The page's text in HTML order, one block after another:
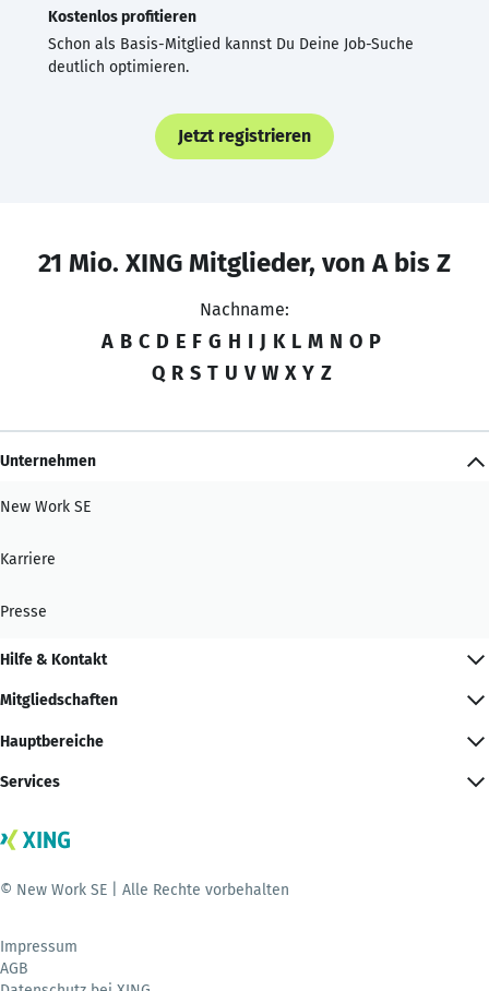
Kostenlos profitieren
Schon als Basis-Mitglied kannst Du Deine Job-Suche
deutlich optimieren.
Jetzt registrieren
21 Mio. XING Mitglieder, von A bis Z
Nachname:
A B C D E F G H I J K L M N O P
Q R S T U V W X Y Z
Unternehmen
New Work SE
Karriere
Presse
Hilfe & Kontakt
Mitgliedschaften
Hauptbereiche
Services
© New Work SE | Alle Rechte vorbehalten
Impressum
AGB